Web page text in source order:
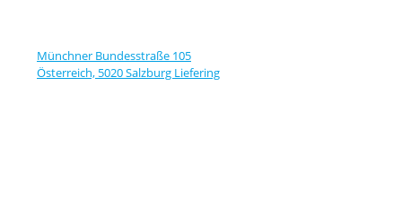
Münchner Bundesstraße 105
Österreich, 5020 Salzburg Liefering